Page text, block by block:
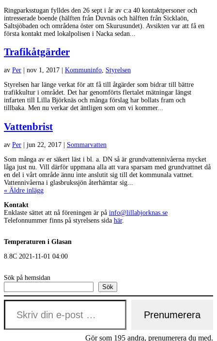
Ringparksstugan fylldes den 26 sept i år av c:a 40 kontaktpersoner och
intresserade boende (hälften från Duvnäs och hälften från Sicklaön,
Saltsjöbaden och områdena öster om Skurusundet). Avsikten var att få en
första kontakt med lokalpolisen i Nacka sedan...
Trafikåtgärder
av Per nov 1, 2017 Kommuninfo, Styrelsen
Styrelsen har länge verkat för att få till åtgärder som bidrar till bättre
trafikkultur i området. Det har genomförts flertalet mätningar längst
infarten till Lilla Björknäs och många förslag har bollats fram och
tillbaka. Men nu verkar det äntligen som om vi kommer...
Vattenbrist
av Per jun 22, 2017
Sommarvatten
Som många av er säkert läst i bl. a. DN så är grundvattennivåerna mycket
låga just nu. Vill därför uppmana alla att vara sparsam med grundvattnet då
en del i vårt område ännu inte anslutit sig till det kommunala vattnet.
Vattennivåerna i glasbrukssjön återhämtar sig...
« Äldre inlägg
Kontakt
Enklaste sättet att nå föreningen är på info@lillabjorknas.se
Telefonnummer finns på styrelsens sida här.
Temperaturen i Glasan
8.8C 2021-11-01 04:00
Sök på hemsidan
Sök
Skriv din e-post …
Prenumerera
Gör som 195 andra, prenumerera du med.